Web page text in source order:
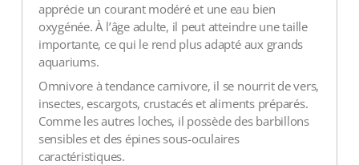
apprécie un courant modéré et une eau bien
oxygénée. À l’âge adulte, il peut atteindre une taille
importante, ce qui le rend plus adapté aux grands
aquariums.
Omnivore à tendance carnivore, il se nourrit de vers,
insectes, escargots, crustacés et aliments préparés.
Comme les autres loches, il possède des barbillons
sensibles et des épines sous-oculaires
caractéristiques.